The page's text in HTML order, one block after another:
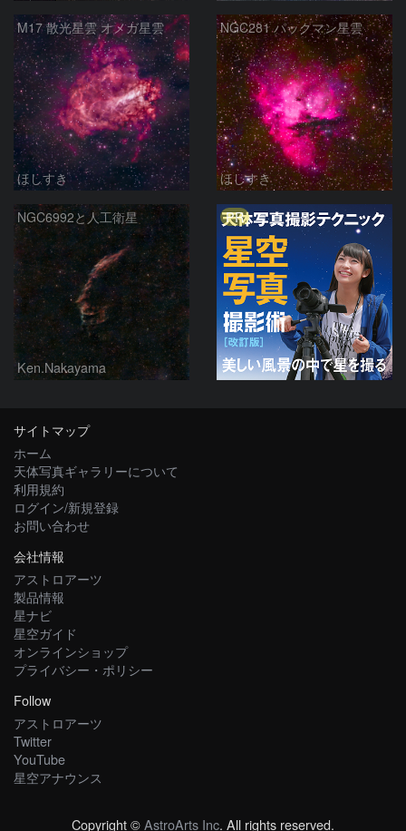
M17 散光星雲 オメガ星雲
ほしすき
NGC281 パックマン星雲
ほしすき
NGC6992と人工衛星
Ken.Nakayama
PR
サイトマップ
ホーム
天体写真ギャラリーについて
利用規約
ログイン/新規登録
お問い合わせ
会社情報
アストロアーツ
製品情報
星ナビ
星空ガイド
オンラインショップ
プライバシー・ポリシー
Follow
アストロアーツ
Twitter
YouTube
星空アナウンス
Copyright ©AstroArts Inc. All rights reserved.